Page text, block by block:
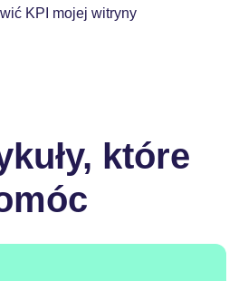
KPI mojej witryny
które